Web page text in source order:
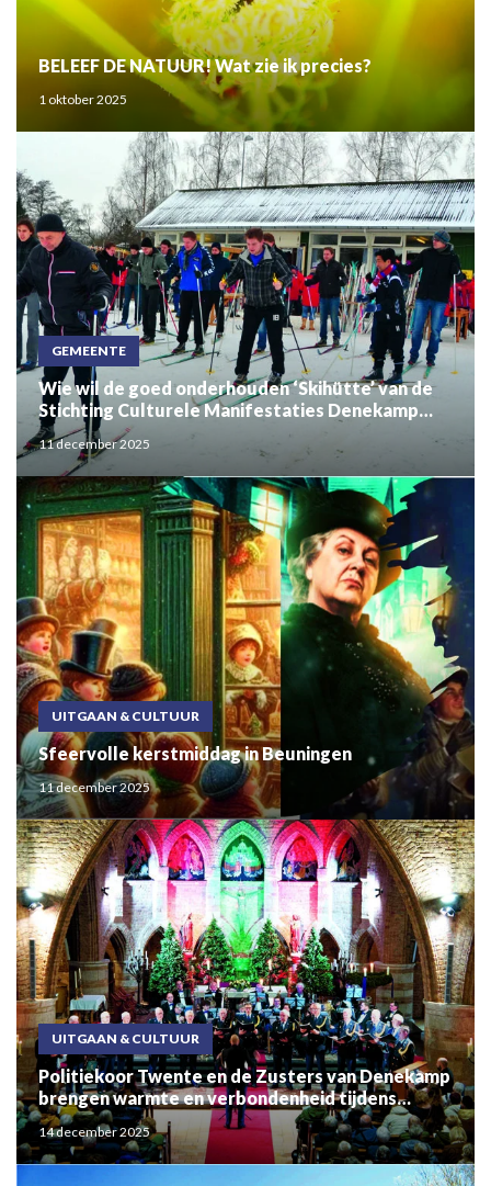
BELEEF DE NATUUR! Wat zie ik precies?
1 oktober 2025
GEMEENTE
Wie wil de goed onderhouden ‘Skihütte’ van de
Stichting Culturele Manifestaties Denekamp
hebben?
11 december 2025
UITGAAN & CULTUUR
Sfeervolle kerstmiddag in Beuningen
11 december 2025
UITGAAN & CULTUUR
Politiekoor Twente en de Zusters van Denekamp
brengen warmte en verbondenheid tijdens
sfeervol kerstconcert
14 december 2025